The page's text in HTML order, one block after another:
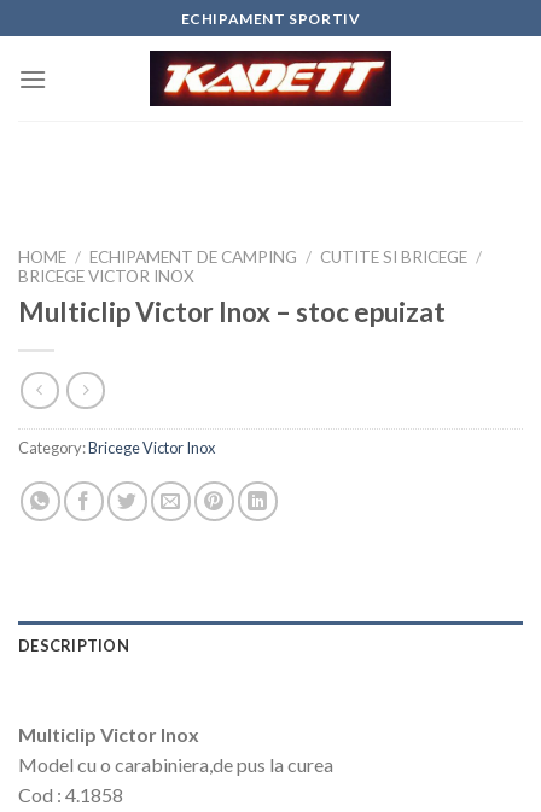
to
content
ECHIPAMENT SPORTIV
HOME / ECHIPAMENT DE CAMPING / CUTITE SI BRICEGE /
BRICEGE VICTOR INOX
Multiclip Victor Inox – stoc epuizat
Category:Bricege Victor Inox
DESCRIPTION
Multiclip Victor Inox
Model cu o carabiniera,de pus la curea
Cod : 4.1858